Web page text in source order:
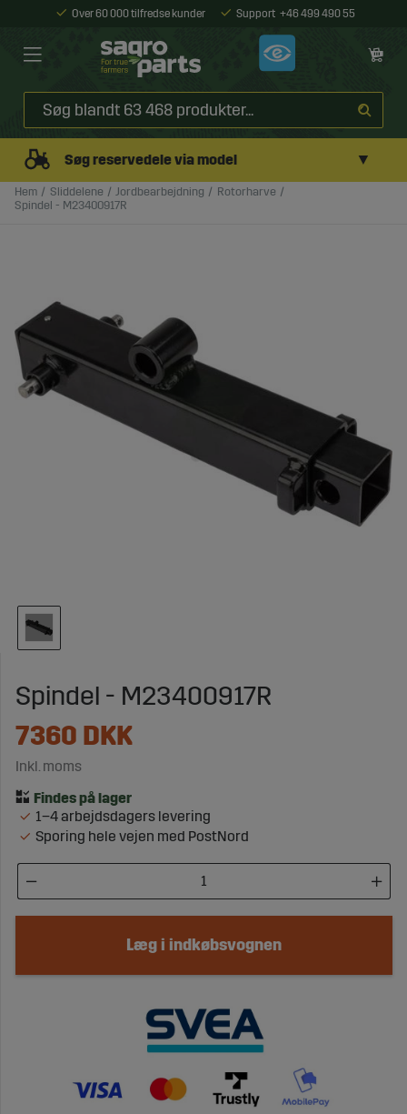
Over 60 000 tilfredse kunder Support +46 499 490 55
Søg reservedele via model ▼
Hem Sliddelene Jordbearbejdning
Rotorharve
Spindel - M23400917R
Spindel - M23400917R
7360 DKK
Inkl. moms
1–4 arbejdsdagers levering
Sporing hele vejen med PostNord
Læg i indkøbsvognen